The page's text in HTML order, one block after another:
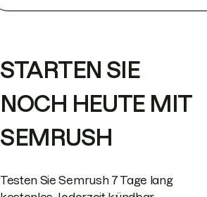
STARTEN SIE
NOCH HEUTE MIT
SEMRUSH
Testen Sie Semrush 7 Tage lang